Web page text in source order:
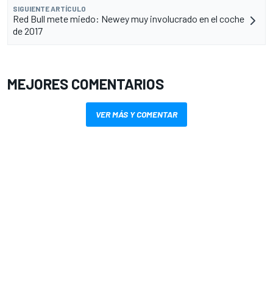
SIGUIENTE ARTÍCULO
Red Bull mete miedo: Newey muy involucrado en el coche
de 2017
MEJORES COMENTARIOS
VER MÁS Y COMENTAR